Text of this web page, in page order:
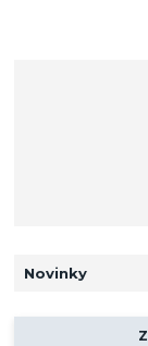
Novinky